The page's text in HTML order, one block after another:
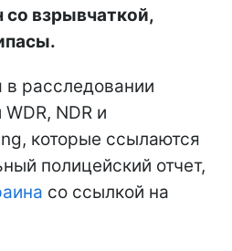
взрывчаткой,
в расследовании
NDR и
которые ссылаются
полицейский отчет,
со ссылкой на